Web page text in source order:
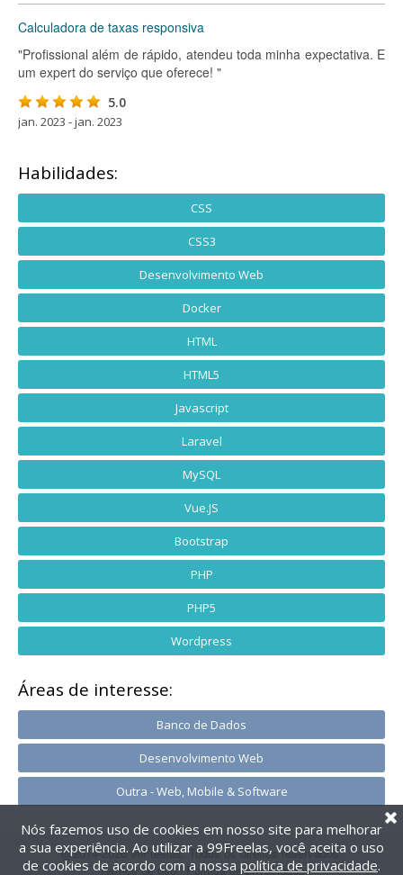
Calculadora de taxas responsiva
"Profissional além de rápido, atendeu toda minha expectativa. E
um expert do serviço que oferece! "
5.0
jan. 2023 - jan. 2023
Habilidades:
CSS
CSS3
Desenvolvimento Web
Docker
HTML
HTML5
Javascript
Laravel
MySQL
Vue.JS
Bootstrap
PHP
PHP5
Wordpress
Áreas de interesse:
Banco de Dados
Desenvolvimento Web
Outra - Web, Mobile & Software
@2014-2026 99Freelas. Todos os direitos reservados.
Termos de uso| Política de privacidade
Nós fazemos uso de cookies em nosso site para melhorar
a sua experiência. Ao utilizar a 99Freelas, você aceita o uso
de cookies de acordo com a nossa política de privacidade.